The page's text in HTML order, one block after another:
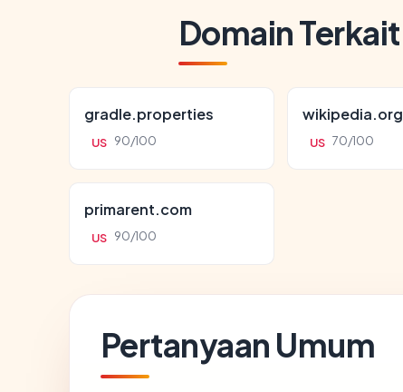
Domain Terkait
gradle.properties
US 90/100
wikipedia.org
US 70/100
primarent.com
US 90/100
Pertanyaan Umum